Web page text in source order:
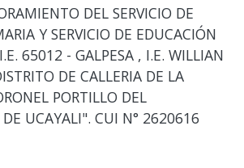
DEL SERVICIO DE
Y SERVICIO DE EDUCACIÓN
65012 - GALPESA , I.E. WILLIAN
DE CALLERIA DE LA
PORTILLO DEL
UCAYALI". CUI N° 2620616